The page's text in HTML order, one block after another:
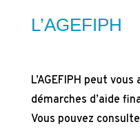
L’AGEFIPH
L’AGEFIPH peut
démarches d’aide
Vous pouvez